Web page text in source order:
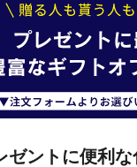
圧倒的人気No1!
のある金属ボールペン
なる滑らかな書き味が
の大人気シリーズ！
複数色の使い分けが
きる人気の多色ペン
プラチナ)
・福祉関係
ゼントに便利な